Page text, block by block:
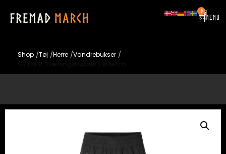
0
|MENU
Shop /Tøj /Herre /Vandrebukser /